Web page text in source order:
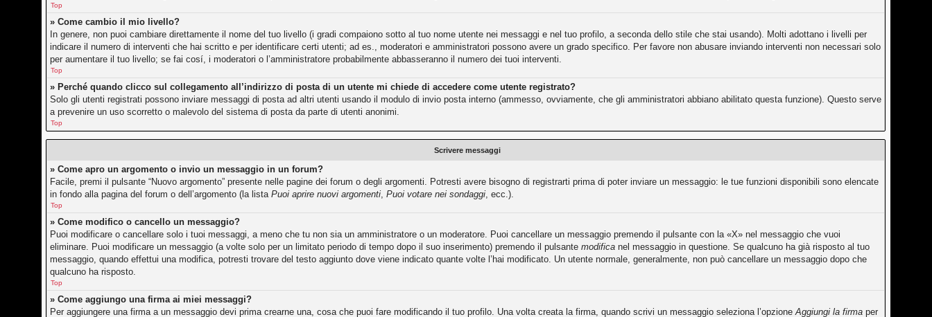
Top
» Come cambio il mio livello?
In genere, non puoi cambiare direttamente il nome del tuo livello (i gradi compaiono sotto al tuo nome utente nei messaggi e nel tuo profilo, a seconda dello stile che stai usando). Molti adottano i livelli per
indicare il numero di interventi che hai scritto e per identificare certi utenti; ad es., moderatori e amministratori possono avere un grado specifico. Per favore non abusare inviando interventi non necessari solo
per aumentare il tuo livello; se fai cosí, i moderatori o l’amministratore probabilmente abbasseranno il numero dei tuoi interventi.
Top
» Perché quando clicco sul collegamento all’indirizzo di posta di un utente mi chiede di accedere come utente registrato?
Solo gli utenti registrati possono inviare messaggi di posta ad altri utenti usando il modulo di invio posta interno (ammesso, ovviamente, che gli amministratori abbiano abilitato questa funzione). Questo serve
a prevenire un uso scorretto o malevolo del sistema di posta da parte di utenti anonimi.
Top
Scrivere messaggi
» Come apro un argomento o invio un messaggio in un forum?
Facile, premi il pulsante “Nuovo argomento” presente nelle pagine dei forum o degli argomenti. Potresti avere bisogno di registrarti prima di poter inviare un messaggio: le tue funzioni disponibili sono elencate
in fondo alla pagina del forum o dell’argomento (la listaPuoi aprire nuovi argomenti,Puoi votare nei sondaggi, ecc.).
Top
» Come modifico o cancello un messaggio?
Puoi modificare o cancellare solo i tuoi messaggi, a meno che tu non sia un amministratore o un moderatore. Puoi cancellare un messaggio premendo il pulsante con la «X» nel messaggio che vuoi
eliminare. Puoi modificare un messaggio (a volte solo per un limitato periodo di tempo dopo il suo inserimento) premendo il pulsantemodifica nel messaggio in questione. Se qualcuno ha già risposto al tuo
messaggio, quando effettui una modifica, potresti trovare del testo aggiunto dove viene indicato quante volte l’hai modificato. Un utente normale, generalmente, non può cancellare un messaggio dopo che
qualcuno ha risposto.
Top
» Come aggiungo una firma ai miei messaggi?
Per aggiungere una firma a un messaggio devi prima crearne una, cosa che puoi fare modificando il tuo profilo. Una volta creata la firma, quando scrivi un messaggio seleziona l’opzioneAggiungi la firma per